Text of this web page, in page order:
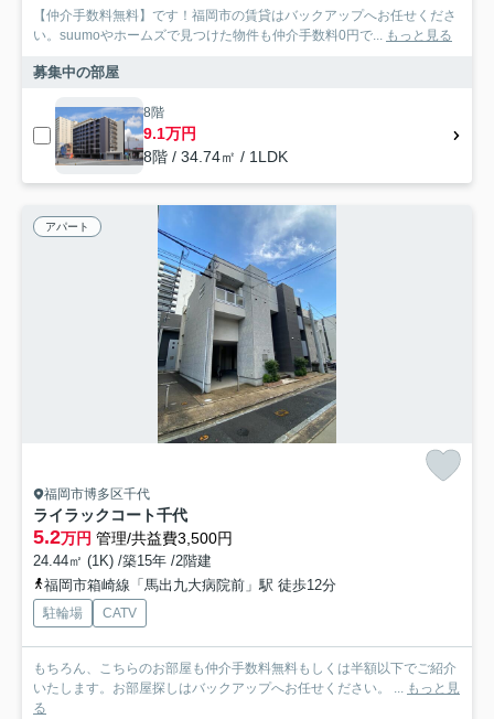
【仲介手数料無料】です！福岡市の賃貸はバックアップへお任せくださ
い。suumoやホームズで見つけた物件も仲介手数料0円で... もっと見る
募集中の部屋
8階
9.1万円
8階 / 34.74㎡ / 1LDK
アパート
福岡市博多区千代
ライラックコート千代
5.2万円 管理/共益費3,500円
24.44㎡ (1K) /築15年 /2階建
福岡市箱崎線「馬出九大病院前」駅 徒歩12分
駐輪場 CATV
もちろん、こちらのお部屋も仲介手数料無料もしくは半額以下でご紹介
いたします。お部屋探しはバックアップへお任せください。 ...
もっと見
る